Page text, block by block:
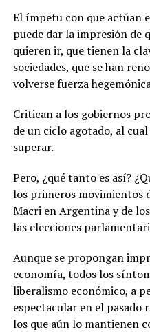
El ímpetu con que actúan
puede dar la impresión de
quieren ir, que tienen la
sociedades, que se han
volverse fuerza
Critican a los gobiernos
de un ciclo agotado, al
superar.
Pero, ¿qué tanto es así?
los primeros movimientos
Macri en Argentina y de
las elecciones
Aunque se propongan
economía, todos los
liberalismo económico, a
espectacular en el pasado
los que aún lo mantienen